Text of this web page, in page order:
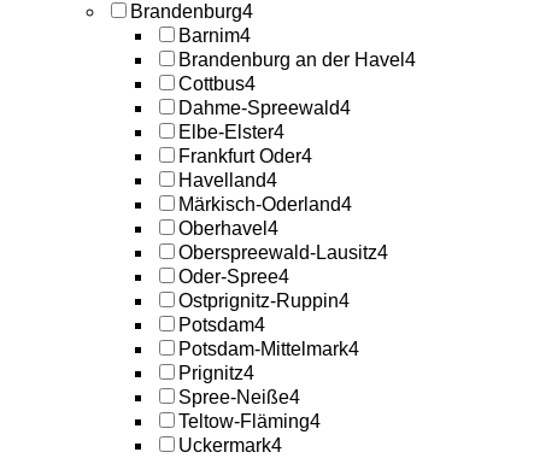
Brandenburg4
Barnim4
Brandenburg an der Havel 4
Cottbus4
Dahme-Spreewald4
Elbe-Elster4
Frankfurt Oder4
Havelland4
Märkisch-Oderland4
Oberhavel 4
Oberspreewald-Lausitz4
Oder-Spree4
Ostprignitz-Ruppin4
Potsdam4
Potsdam-Mittelmark4
Prignitz4
Spree-Neiße4
Teltow-Fläming4
Uckermark4